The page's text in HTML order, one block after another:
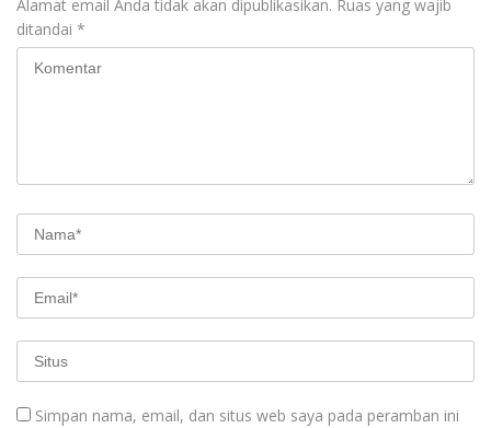
Alamat email Anda tidak akan dipublikasikan. Ruas yang wajib
ditandai *
Simpan nama, email, dan situs web saya pada peramban ini